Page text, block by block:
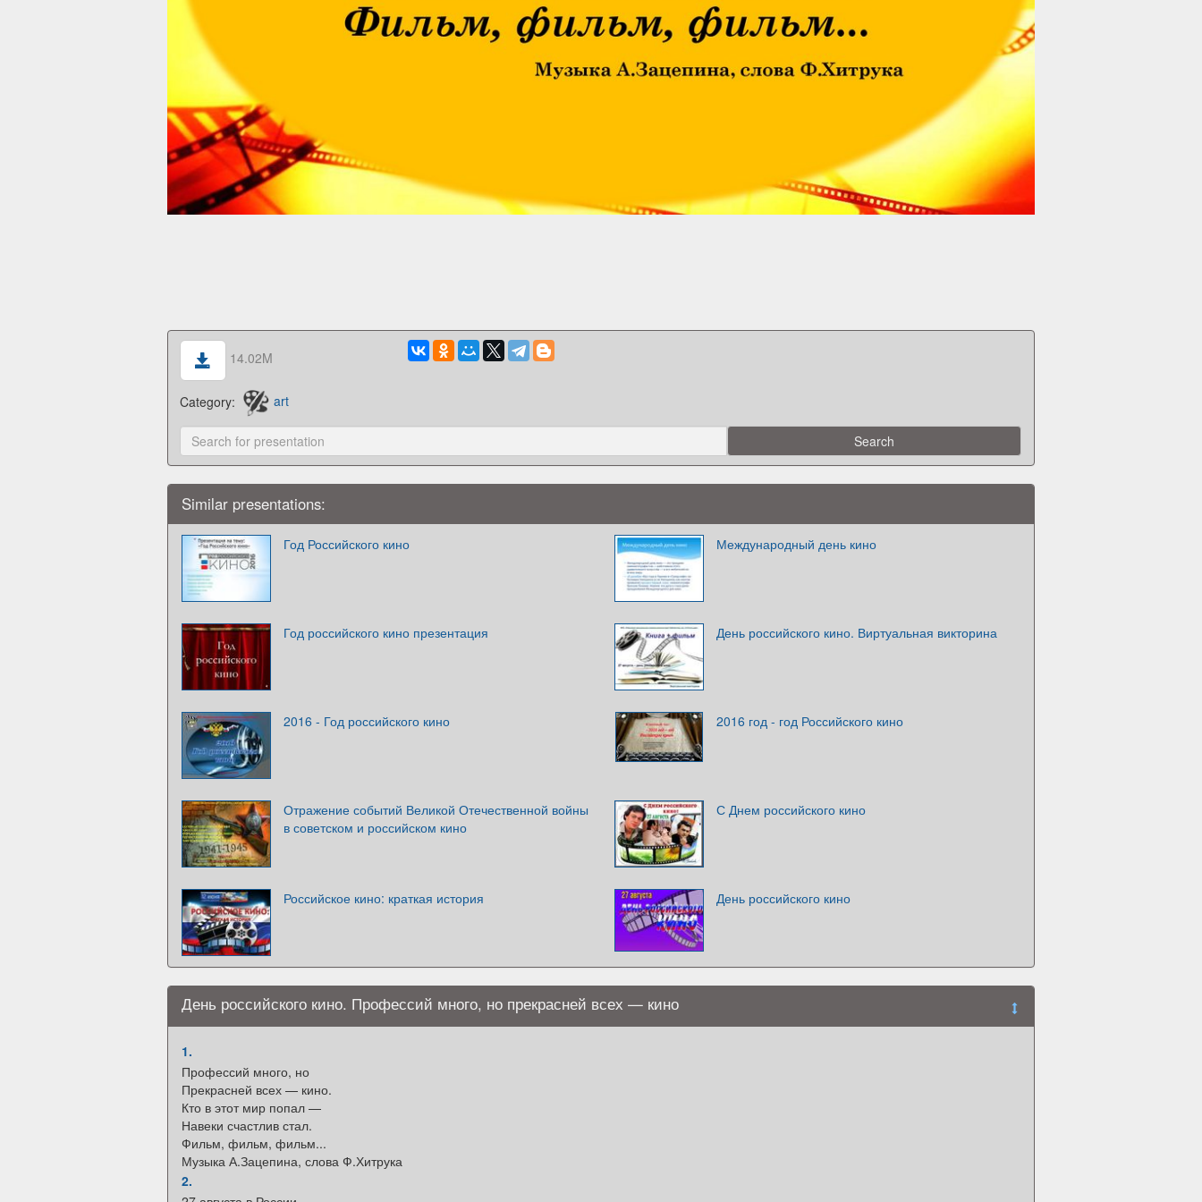
14.02M
Category: art
Similar presentations:
Год Российского кино Международный день кино
Год российского кино презентация День российского кино. Виртуальная викторина
2016 - Год российского кино 2016 год - год Российского кино
Отражение событий Великой Отечественной войны
в советском и российском кино
С Днем российского кино
Российское кино: краткая история День российского кино
День российского кино. Профессий много, но прекрасней всех — кино
1.
Профессий много, но
Прекрасней всех — кино.
Кто в этот мир попал —
Навеки счастлив стал.
Фильм, фильм, фильм...
Музыка А.Зацепина, слова Ф.Хитрука
2.